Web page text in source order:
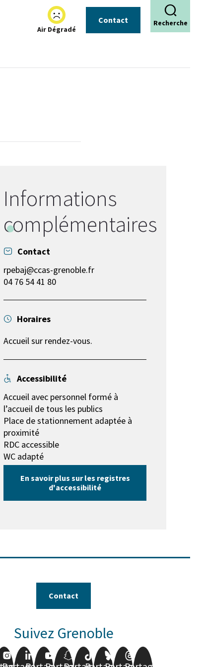
Air Dégradé
Contact Recherche
Informations
complémentaires
Contact
rpebaj@ccas-grenoble.fr
04 76 54 41 80
Horaires
Accueil sur rendez-vous.
Accessibilité
Accueil avec personnel formé à
l’accueil de tous les publics
Place de stationnement adaptée à
proximité
RDC accessible
WC adapté
En savoir plus sur les registres
d'accessibilité
Contact
Suivez Grenoble